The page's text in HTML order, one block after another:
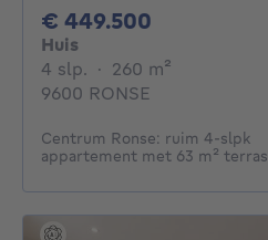
€ 449.500
Huis
4 slp. 4 slaapkamers
· 260 m²
9600 RONSE
Centrum Ronse: ruim 4-slpk
appartement met 63 m² terras